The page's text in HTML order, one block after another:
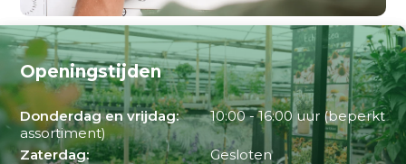
Openingstijden
Donderdag en vrijdag:
10:00 - 16:00 uur (beperkt
assortiment)
Zaterdag:
Gesloten